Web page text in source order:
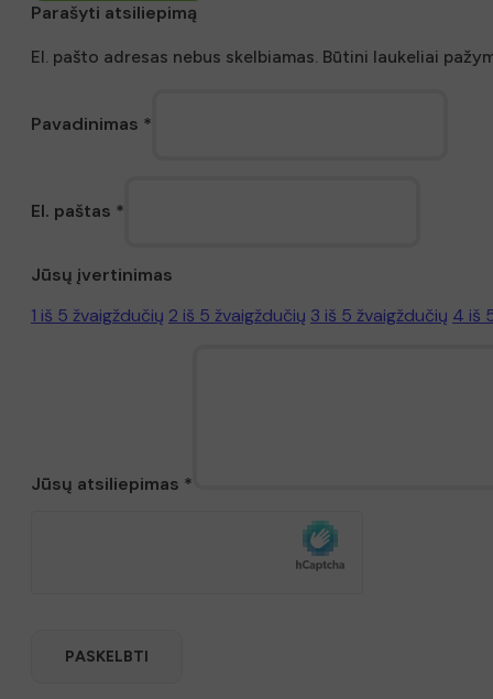
Parašyti atsiliepimą
El. pašto adresas nebus skelbiamas. Būtini laukeliai
Pavadinimas *
El. paštas *
Jūsų įvertinimas
1 iš 5 žvaigždučių 2 iš 5 žvaigždučių 3 iš 5 žvaigždučių 4 iš
Jūsų atsiliepimas *